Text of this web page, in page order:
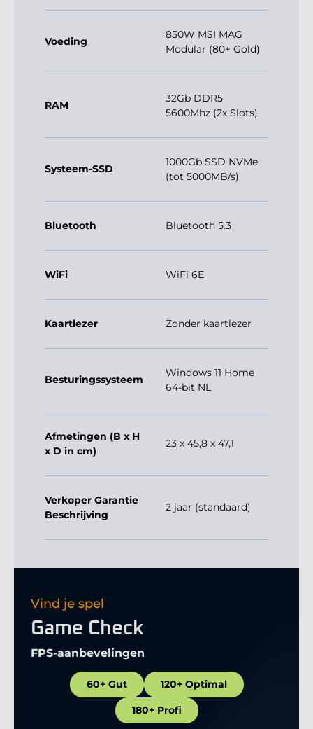
Voeding
850W MSI MAG
Modular (80+ Gold)
RAM
32Gb DDR5
5600Mhz (2x Slots)
Systeem-SSD
1000Gb SSD NVMe
(tot 5000MB/s)
Bluetooth Bluetooth 5.3
WiFi WiFi 6E
Kaartlezer Zonder kaartlezer
Besturingssysteem
Windows 11 Home
64-bit NL
Afmetingen (B x H
x D in cm)
23 x 45,8 x 47,1
Verkoper Garantie
Beschrijving
2 jaar (standaard)
Vind je spel
Game Check
FPS-aanbevelingen
60+ Gut 120+ Optimal
180+ Profi